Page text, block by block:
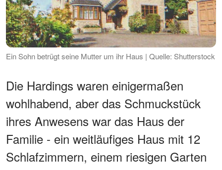
Ein Sohn betrügt seine Mutter um ihr Haus | Quelle: Shutterstock
Die Hardings waren einigermaßen
wohlhabend, aber das Schmuckstück
ihres Anwesens war das Haus der
Familie - ein weitläufiges Haus mit 12
Schlafzimmern, einem riesigen Garten